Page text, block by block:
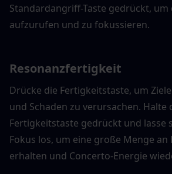
Standardangriff-Taste gedrückt, um
aufzurufen und zu fokussieren.
Resonanzfertigkeit
Drücke die Fertigkeitstaste, um
und Schaden zu verursachen. Halte
Fertigkeitstaste gedrückt und lasse
Fokus los, um eine große Menge an
erhalten und Concerto-Energie